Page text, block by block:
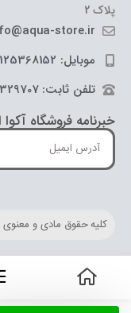
پلاک 2
store.ir
موبایل: 09125368152 - افراسیابی
تلفن ثابت: 88329707-021 , 88329709-021
خبرنامه فروشگاه آکوا
کلیه حقوق مادی و معنوی